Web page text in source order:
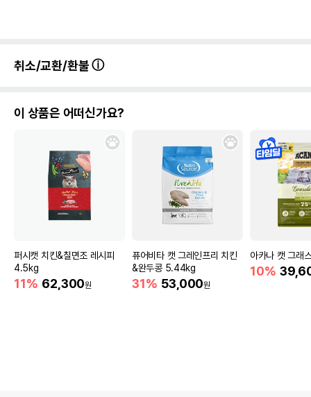
취소/교환/환불
이 상품은 어떠신가요?
퍼시캣 치킨&칠면조 레시피
4.5kg
11% 62,300원
퓨어비타 캣 그레인프리 치킨
&완두콩 5.44kg
31% 53,000원
아카나 캣 그래
10%